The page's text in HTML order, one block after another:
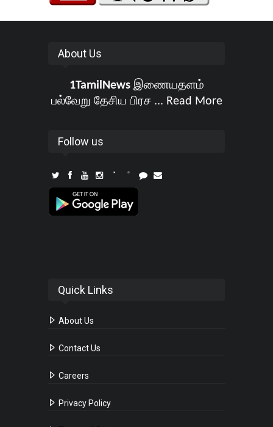
About Us
1TamilNewsஇணையதளம்
பல்வேறு தேசிய பிரச ... Read More
Follow us
Quick Links
About Us
Contact Us
Careers
Privacy Policy